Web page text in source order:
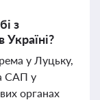
з
Україні?
у Луцьку,
САП у
органах